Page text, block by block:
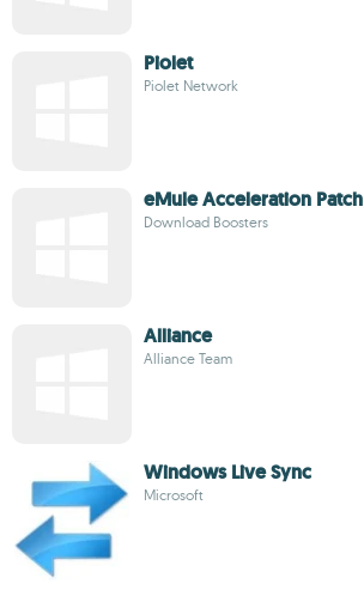
Piolet
Piolet Network
eMule Acceleration Patch
Download Boosters
Alliance
Alliance Team
Windows Live Sync
Microsoft